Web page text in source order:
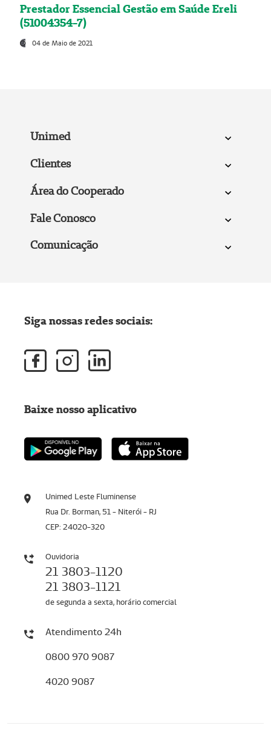
Prestador Essencial Gestão em Saúde Ereli
(51004354-7)
04 de Maio de 2021
Unimed
Clientes
Área do Cooperado
Fale Conosco
Comunicação
Unimed Leste Fluminense
Rua Dr. Borman, 51 - Niterói - RJ
CEP: 24020-320
Ouvidoria
21 3803-1120
21 3803-1121
de segunda a sexta, horário comercial
Atendimento 24h
0800 970 9087
4020 9087
Siga nossas redes sociais:
Baixe nosso aplicativo